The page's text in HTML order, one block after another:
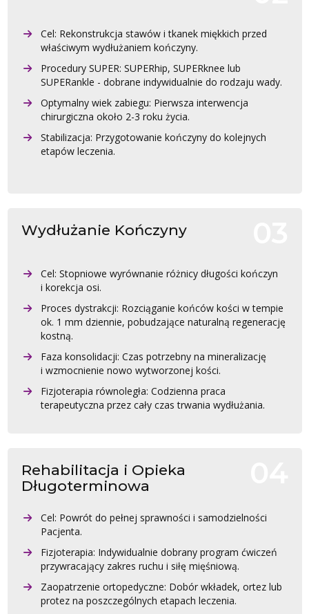
Cel: Rekonstrukcja stawów i tkanek miękkich przed
właściwym wydłużaniem kończyny.
Procedury SUPER: SUPERhip, SUPERknee lub
SUPERankle - dobrane indywidualnie do rodzaju wady.
Optymalny wiek zabiegu: Pierwsza interwencja
chirurgiczna około 2-3 roku życia.
Stabilizacja: Przygotowanie kończyny do kolejnych
etapów leczenia.
Wydłużanie Kończyny
Cel: Stopniowe wyrównanie różnicy długości kończyn
i korekcja osi.
Proces dystrakcji: Rozciąganie końców kości w tempie
ok. 1 mm dziennie, pobudzające naturalną regenerację
kostną.
Faza konsolidacji: Czas potrzebny na mineralizację
i wzmocnienie nowo wytworzonej kości.
Fizjoterapia równoległa: Codzienna praca
terapeutyczna przez cały czas trwania wydłużania.
Rehabilitacja i Opieka
Długoterminowa
Cel: Powrót do pełnej sprawności i samodzielności
Pacjenta.
Fizjoterapia: Indywidualnie dobrany program ćwiczeń
przywracający zakres ruchu i siłę mięśniową.
Zaopatrzenie ortopedyczne: Dobór wkładek, ortez lub
protez na poszczególnych etapach leczenia.